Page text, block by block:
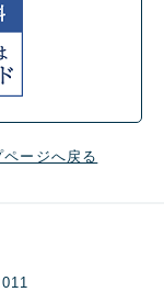
ページへ戻る